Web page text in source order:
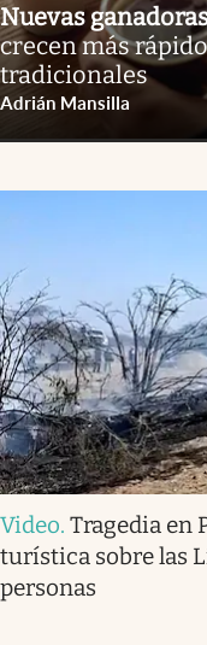
Nuevas
crecen más
tradicionales
Adrián Mansilla
Video. Tragedia en
turística sobre las
personas